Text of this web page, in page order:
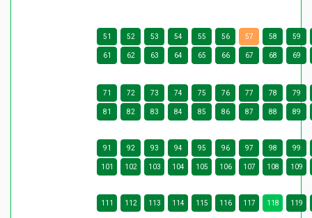
51 52 53 54 55 56 57 58 59
61 62 63 64 65 66 67 68 69
71 72 73 74 75 76 77 78 79
81 82 83 84 85 86 87 88 89
91 92 93 94 95 96 97 98 99
101 102 103 104 105 106 107 108 109
111 112 113 114 115 116 117 118 119